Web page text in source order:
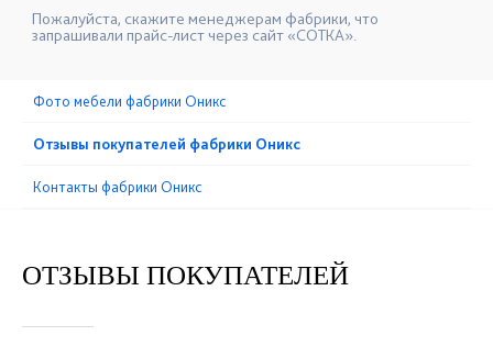
Пожалуйста, скажите менеджерам фабрики, что
запрашивали прайс-лист через сайт «СОТКА».
Фото мебели фабрики Оникс
Отзывы покупателей фабрики Оникс
Контакты фабрики Оникс
ОТЗЫВЫ ПОКУПАТЕЛЕЙ